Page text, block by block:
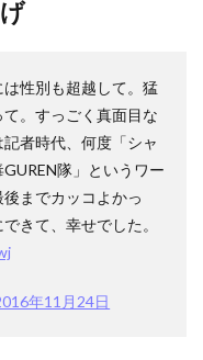
性別も超越して。猛
。すっごく真面目な
者時代、何度「シャ
隊」というワー
までカッコよかっ
きて、幸せでした。
年11月24日